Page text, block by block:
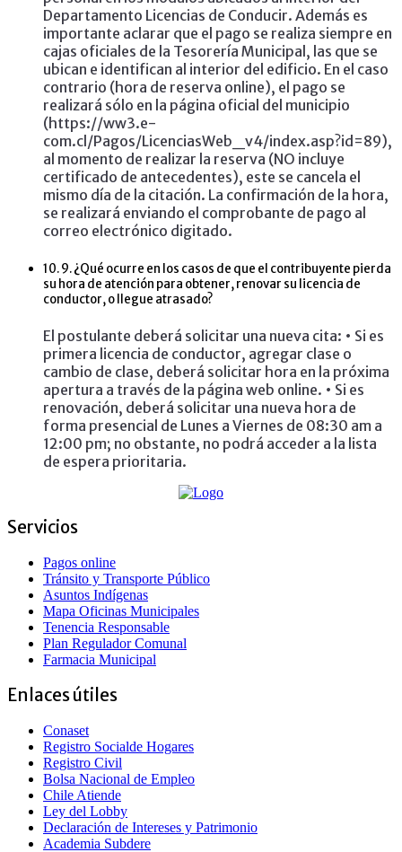
Departamento Licencias de Conducir. Además es
importante aclarar que el pago se realiza siempre en
cajas oficiales de la Tesorería Municipal, las que se
ubican e identifican al interior del edificio. En el caso
contrario (hora de reserva online), el pago se
realizará sólo en la página oficial del municipio
(https://ww3.e-
com.cl/Pagos/LicenciasWeb_v4/index.asp?id=89),
al momento de realizar la reserva (NO incluye
certificado de antecedentes), este se cancela el
mismo día de la citación. La confirmación de la hora,
se realizará enviando el comprobante de pago al
correo electrónico digitado.
10.9. ¿Qué ocurre en los casos de que el contribuyente pierda
su hora de atención para obtener, renovar su licencia de
conductor, o llegue atrasado?
El postulante deberá solicitar una nueva cita: • Si es
primera licencia de conductor, agregar clase o
cambio de clase, deberá solicitar hora en la próxima
apertura a través de la página web online. • Si es
renovación, deberá solicitar una nueva hora de
forma presencial de Lunes a Viernes de 08:30 am a
12:00 pm; no obstante, no podrá acceder a la lista
de espera prioritaria.
Servicios
Pagos online
Tránsito y Transporte Público
Asuntos Indígenas
Mapa Oficinas Municipales
Tenencia Responsable
Plan Regulador Comunal
Farmacia Municipal
Enlaces útiles
Conaset
Registro Socialde Hogares
Registro Civil
Bolsa Nacional de Empleo
Chile Atiende
Ley del Lobby
Declaración de Intereses y Patrimonio
Academia Subdere